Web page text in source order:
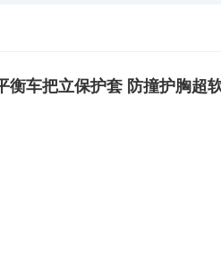
、欧盟CE安全认证、中国CCC安全
务，以保证产品性能的长期耐用。敬
孩子乐在骑中！ 深圳飞利达自行车
案，使人们生活更丰富，用户体验
行业领先水平。其中，营销团队由
网行业精英。目前，公司拥有多项机
自行车装备有限公司采用进口电机，
轮毂使产品具有超宽接触面,可以智
的时候,电机会自动停止运转);限速
启，踏板前端抬起逐渐减速直至停止
衡车把立保护套 防撞护胸超